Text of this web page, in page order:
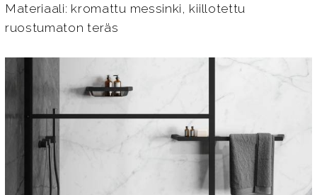
Materiaali: kromattu messinki, kiillotettu
ruostumaton teräs